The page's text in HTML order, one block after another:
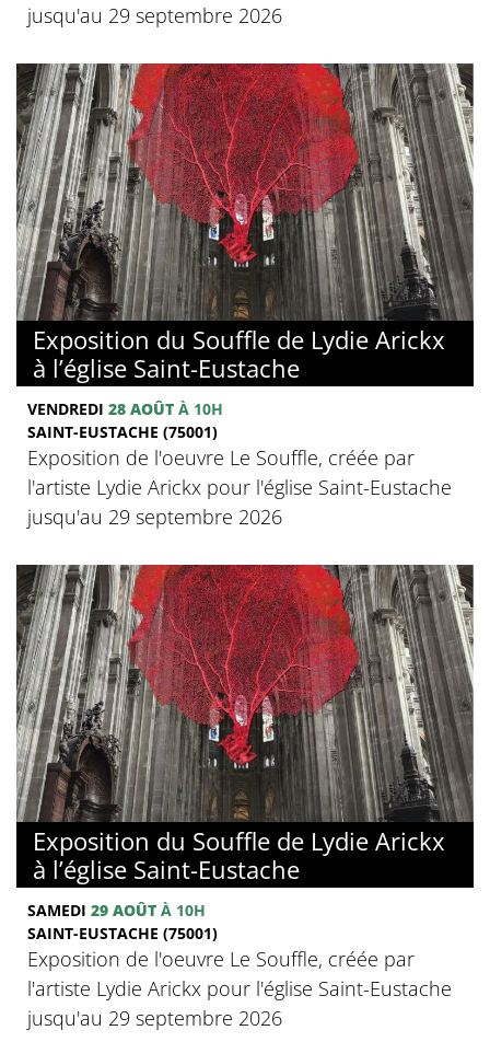
jusqu'au 29 septembre 2026
Exposition du Souffle de Lydie Arickx
à l’église Saint-Eustache
VENDREDI 28 AOÛT À 10H
SAINT-EUSTACHE (75001)
Exposition de l'oeuvre Le Souffle, créée par
l'artiste Lydie Arickx pour l'église Saint-Eustache
jusqu'au 29 septembre 2026
Exposition du Souffle de Lydie Arickx
à l’église Saint-Eustache
SAMEDI 29 AOÛT À 10H
SAINT-EUSTACHE (75001)
Exposition de l'oeuvre Le Souffle, créée par
l'artiste Lydie Arickx pour l'église Saint-Eustache
jusqu'au 29 septembre 2026